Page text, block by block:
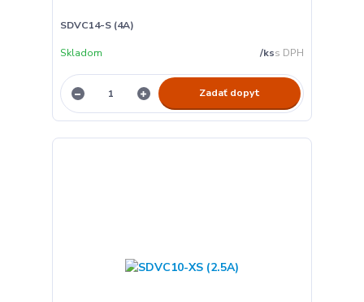
SDVC14-S (4A)
/ks
Skladom
Zadať dopyt